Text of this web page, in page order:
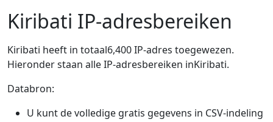
Kiribati IP-adresbereiken
Kiribati heeft in totaal6,400 IP-adres toegewezen.
Hieronder staan ​​alle IP-adresbereiken inKiribati.
Databron:
U kunt de volledige gratis gegevens in CSV-indeling